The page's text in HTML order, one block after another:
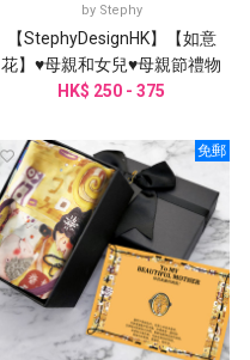
by Stephy
【StephyDesignHK】【如意
花】♥母親和女兒♥母親節禮物
絲巾禮盒
HK$ 250 - 375
免郵